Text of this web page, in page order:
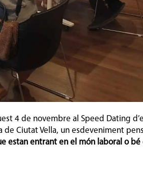
4 de novembre al Speed Dating
Ciutat Vella, un esdeveniment
estan entrant en el món laboral o